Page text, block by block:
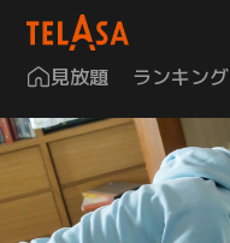
見放題 ランキング